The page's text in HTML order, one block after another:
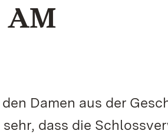
AM
Damen aus der
dass die